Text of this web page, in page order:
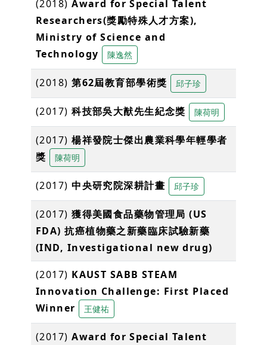
(2018)Award for Special Talent
Researchers(獎勵特殊人才方案),
Ministry of Science and
Technology
陳逸然
(2018)第62屆教育部學術獎 邱子珍
(2017)科技部吳大猷先生紀念獎 陳荷明
(2017)楊祥發院士傑出農業科學年輕學者
獎
陳荷明
(2017)中央研究院深耕計畫 邱子珍
(2017)獲得美國食品藥物管理局 (US
FDA) 抗癌植物藥之新藥臨床試驗新藥
(IND, Investigational new drug)
(2017) KAUST SABB STEAM
Innovation Challenge: First Placed
Winner
王健祐
(2017)Award for Special Talent